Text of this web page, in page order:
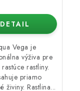
DETAIL
Vega je
výživa pre
rastliny.
priamo
živiny. Rastlina...